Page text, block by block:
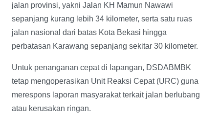
jalan provinsi, yakni Jalan KH Mamun Nawawi
sepanjang kurang lebih 34 kilometer, serta satu ruas
jalan nasional dari batas Kota Bekasi hingga
perbatasan Karawang sepanjang sekitar 30 kilometer.
Untuk penanganan cepat di lapangan, DSDABMBK
tetap mengoperasikan Unit Reaksi Cepat (URC) guna
merespons laporan masyarakat terkait jalan berlubang
atau kerusakan ringan.